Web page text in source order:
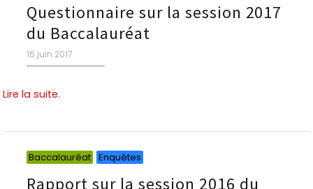
Questionnaire sur la session 2017
du Baccalauréat
Publié
le
16 juin 2017
Lire la suite.
Baccalauréat Enquêtes
Rapport sur la session 2016 du